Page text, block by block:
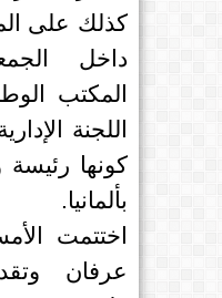
كذلك على
داخل
المكتب
اللجنة
كونها
بألمانيا.
اختتمت
عرفان